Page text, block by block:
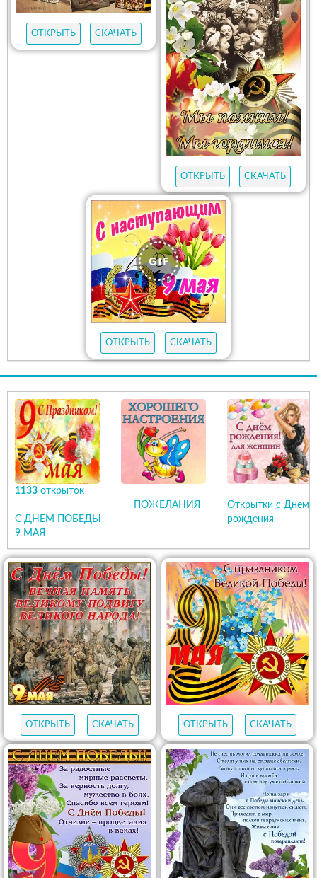
ОТКРЫТЬ СКАЧАТЬ
ОТКРЫТЬ СКАЧАТЬ
ОТКРЫТЬ СКАЧАТЬ
1133 открыток
С ДНЕМ ПОБЕДЫ
9 МАЯ
ПОЖЕЛАНИЯ
Открытки с Днем
рождения
ОТКРЫТЬ СКАЧАТЬ ОТКРЫТЬ СКАЧАТЬ